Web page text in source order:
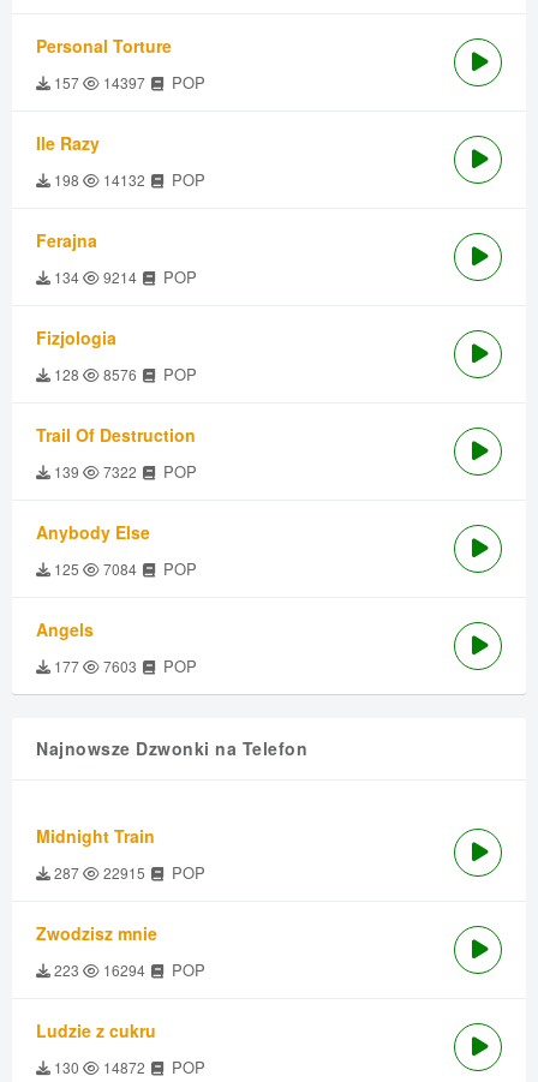
Personal Torture
157 14397 POP
Ile Razy
198 14132 POP
Ferajna
134 9214 POP
Fizjologia
128 8576 POP
Trail Of Destruction
139 7322 POP
Anybody Else
125 7084 POP
Angels
177 7603 POP
Najnowsze Dzwonki na Telefon
Midnight Train
287 22915 POP
Zwodzisz mnie
223 16294 POP
Ludzie z cukru
130 14872 POP